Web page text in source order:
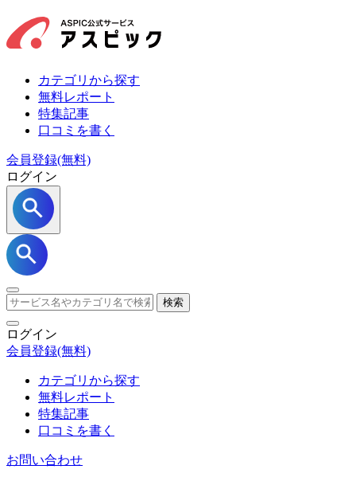
カテゴリから探す
無料レポート
特集記事
口コミを書く
会員登録(無料)
ログイン
検索
ログイン
会員登録(無料)
カテゴリから探す
無料レポート
特集記事
口コミを書く
お問い合わせ